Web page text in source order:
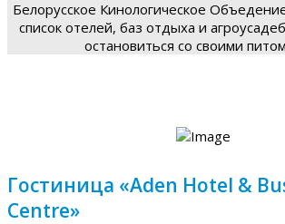
Белорусское Кинологическое
список отелей, баз отдыха и
остановиться со своими
Гостиница «Aden Hotel &
Centre»